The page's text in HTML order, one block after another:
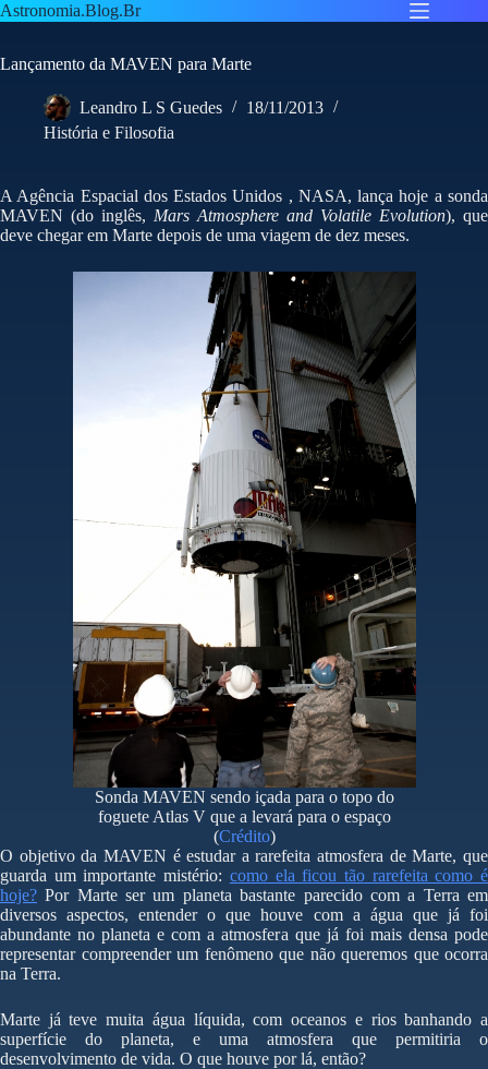
Pular
para
conteúdo
Astronomia.Blog.Br
Lançamento da MAVEN para Marte
Leandro L S Guedes
18/11/2013
História e Filosofia
A Agência Espacial dos Estados Unidos , NASA, lança hoje a sonda
MAVEN (do inglês, Mars Atmosphere and Volatile Evolution), que
deve chegar em Marte depois de uma viagem de dez meses.
Sonda MAVEN sendo içada para o topo do
foguete Atlas V que a levará para o espaço
(Crédito)
O objetivo da MAVEN é estudar a rarefeita atmosfera de Marte, que
guarda um importante mistério: como ela ficou tão rarefeita como é
hoje? Por Marte ser um planeta bastante parecido com a Terra em
diversos aspectos, entender o que houve com a água que já foi
abundante no planeta e com a atmosfera que já foi mais densa pode
representar compreender um fenômeno que não queremos que ocorra
na Terra.
Marte já teve muita água líquida, com oceanos e rios banhando a
superfície do planeta, e uma atmosfera que permitiria o
desenvolvimento de vida. O que houve por lá, então?